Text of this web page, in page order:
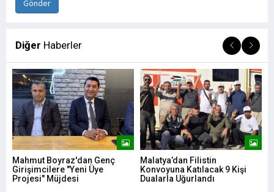
Diğer Haberler
Mahmut Boyraz'dan Genç
Girişimcilere "Yeni Üye
Projesi" Müjdesi
Malatya’dan Filistin
Konvoyuna Katılacak 9 Kişi
Dualarla Uğurlandı